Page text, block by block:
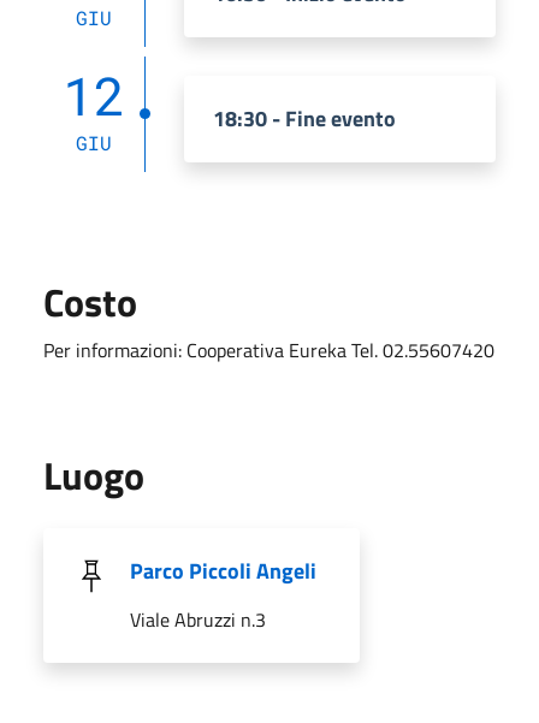
GIU
12
GIU
18:30 - Fine evento
Costo
Per informazioni: Cooperativa Eureka Tel. 02.55607420
Luogo
Parco Piccoli Angeli
Viale Abruzzi n.3